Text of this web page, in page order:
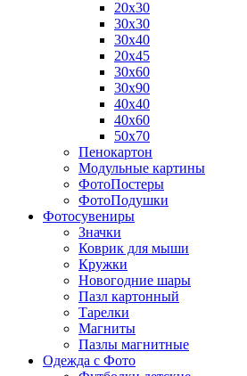
20х30
30х30
30х40
20х45
30х60
30х90
40х40
40х60
50х70
Пенокартон
Модульные картины
ФотоПостеры
ФотоПодушки
Фотоcувениры
Значки
Коврик для мыши
Кружки
Новогодние шары
Пазл картонный
Тарелки
Магниты
Пазлы магнитные
Одежда с Фото